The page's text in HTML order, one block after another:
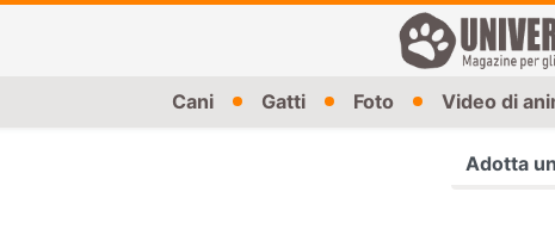
Cani Gatti Foto Video di
Adotta